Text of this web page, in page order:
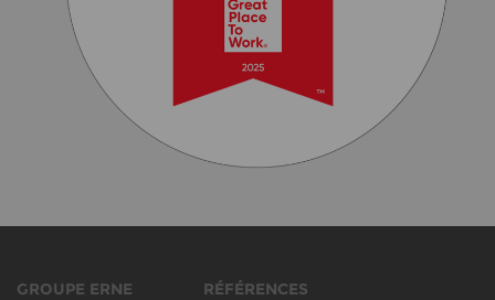
GROUPE ERNE RÉFÉRENCES